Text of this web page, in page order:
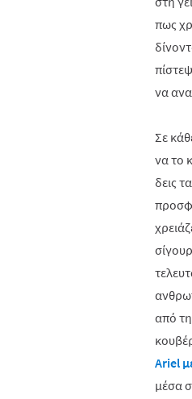
πως
να
Σε
να το
δεις
από
Ariel
μέσα